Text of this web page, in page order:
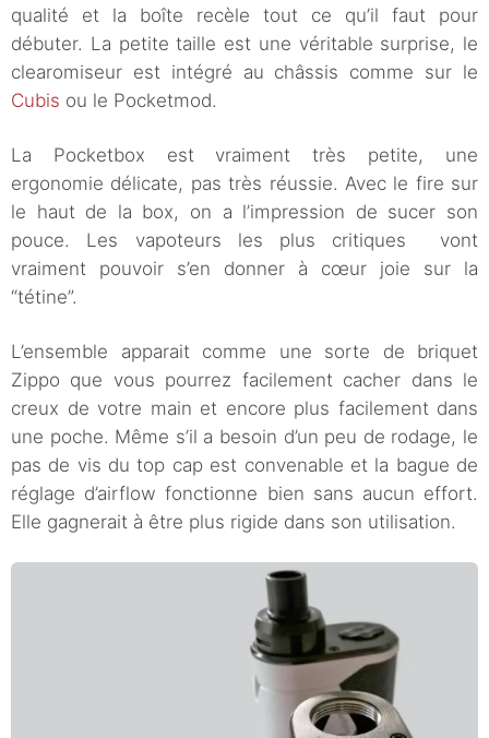
qualité et la boîte recèle tout ce qu’il faut pour
débuter. La petite taille est une véritable surprise, le
clearomiseur est intégré au châssis comme sur le
Cubis ou le Pocketmod.
La Pocketbox est vraiment très petite, une
ergonomie délicate, pas très réussie. Avec le fire sur
le haut de la box, on a l’impression de sucer son
pouce. Les vapoteurs les plus critiques vont
vraiment pouvoir s’en donner à cœur joie sur la
“tétine”.
L’ensemble apparait comme une sorte de briquet
Zippo que vous pourrez facilement cacher dans le
creux de votre main et encore plus facilement dans
une poche. Même s’il a besoin d’un peu de rodage, le
pas de vis du top cap est convenable et la bague de
réglage d’airflow fonctionne bien sans aucun effort.
Elle gagnerait à être plus rigide dans son utilisation.